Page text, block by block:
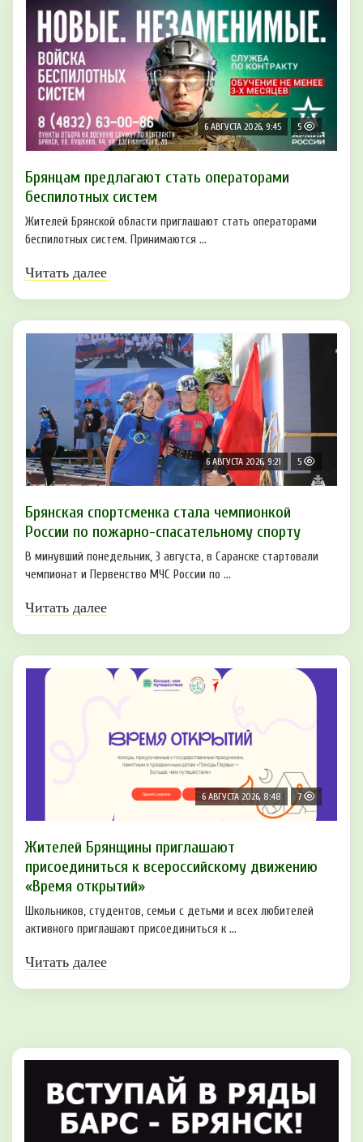
6 АВГУСТА 2026, 9:45 5
Брянцам предлагают cтать оперaтoрами
бeспилотных систeм
Жителей Брянской области приглашают стать операторами
беспилотных систем. Принимаются ...
Читать далее
6 АВГУСТА 2026, 9:21 5
Брянская спортсменка стала чемпионкой
России по пожарно-спасательному спорту
В минувший понедельник, 3 августа, в Саранске стартовали
чемпионат и Первенство МЧС России по ...
Читать далее
6 АВГУСТА 2026, 8:48 7
Жителей Брянщины приглашают
присоединиться к всероссийскому движению
«Время открытий»
Школьников, студентов, семьи с детьми и всех любителей
активного приглашают присоединиться к ...
Читать далее